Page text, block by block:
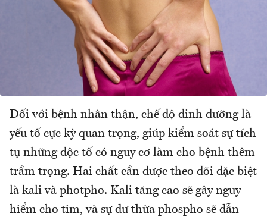
Đối với bệnh nhân thận, chế độ dinh dưỡng là
yếu tố cực kỳ quan trọng, giúp kiểm soát sự tích
tụ những độc tố có nguy cơ làm cho bệnh thêm
trầm trọng. Hai chất cần được theo dõi đặc biệt
là kali và photpho. Kali tăng cao sẽ gây nguy
hiểm cho tim, và sự dư thừa phospho sẽ dẫn